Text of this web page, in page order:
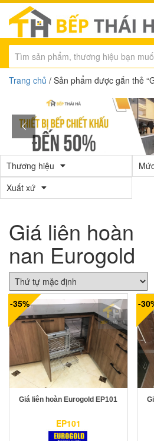
Trang chủ / Sản phẩm được gắn thẻ
Thương hiệu
Xuất xứ
Giá liên hoàn
nan Eurogold
-35%
Giá liên hoàn Eurogold EP101
EP101
-